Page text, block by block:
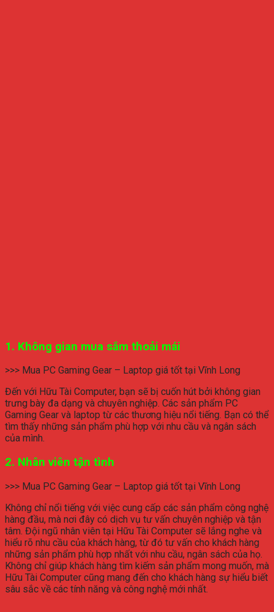
1. Không gian mua sắm thoải mái
>>> Mua PC Gaming Gear – Laptop giá tốt tại Vĩnh Long
Đến với Hữu Tài Computer, bạn sẽ bị cuốn hút bởi không gian
trưng bày đa dạng và chuyên nghiệp. Các sản phẩm PC
Gaming Gear và laptop từ các thương hiệu nổi tiếng. Bạn có thể
tìm thấy những sản phẩm phù hợp với nhu cầu và ngân sách
của mình.
2. Nhân viên tận tình
>>> Mua PC Gaming Gear – Laptop giá tốt tại Vĩnh Long
Không chỉ nổi tiếng với việc cung cấp các sản phẩm công nghệ
hàng đầu, mà nơi đây có dịch vụ tư vấn chuyên nghiệp và tận
tâm. Đội ngũ nhân viên tại Hữu Tài Computer sẽ lắng nghe và
hiểu rõ nhu cầu của khách hàng, từ đó tư vấn cho khách hàng
những sản phẩm phù hợp nhất với nhu cầu, ngân sách của họ.
Không chỉ giúp khách hàng tìm kiếm sản phẩm mong muốn, mà
Hữu Tài Computer cũng mang đến cho khách hàng sự hiểu biết
sâu sắc về các tính năng và công nghệ mới nhất.